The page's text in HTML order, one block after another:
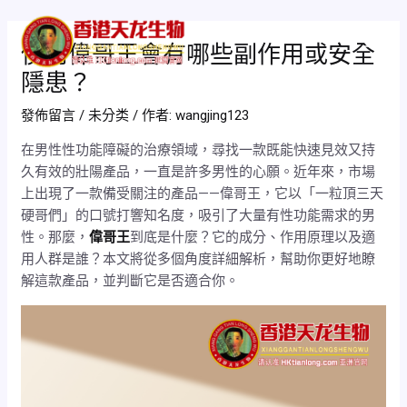
使用偉哥王會有哪些副作用或安全
隱患？
發佈留言 / 未分类 / 作者:wangjing123
在男性性功能障礙的治療領域，尋找一款既能快速見效又持
久有效的壯陽產品，一直是許多男性的心願。近年來，市場
上出現了一款備受關注的產品——偉哥王，它以「一粒頂三天
硬哥們」的口號打響知名度，吸引了大量有性功能需求的男
性。那麼，偉哥王到底是什麼？它的成分、作用原理以及適
用人群是誰？本文將從多個角度詳細解析，幫助你更好地瞭
解這款產品，並判斷它是否適合你。
navigation